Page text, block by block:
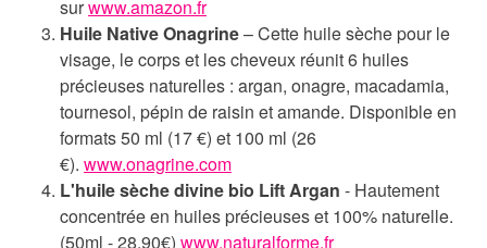
surwww.amazon.fr
Huile Native Onagrine– Cette huile sèche pour le
visage, le corps et les cheveux réunit 6 huiles
précieuses naturelles : argan, onagre, macadamia,
tournesol, pépin de raisin et amande. Disponible en
formats 50 ml (17 €) et 100 ml (26
€). www.onagrine.com
L'huile sèche divine bio Lift Argan - Hautement
concentrée en huiles précieuses et 100% naturelle.
(50ml - 28,90€) www.naturalforme.fr